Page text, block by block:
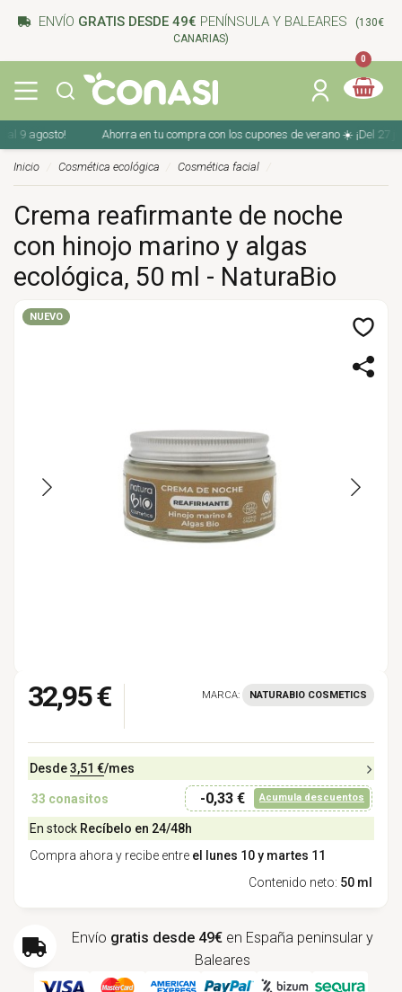
ENVÍO GRATIS DESDE 49€ PENÍNSULA Y BALEARES
(130€
CANARIAS)
0
Ahorra en tu compra con los cupones de verano ☀️ ¡Del 27 julio al 9 agosto!
Inicio Cosmética ecológica Cosmética facial
Crema reafirmante de noche
con hinojo marino y algas
ecológica, 50 ml - NaturaBio
NUEVO
32,95 € MARCA: NATURABIO COSMETICS
Desde3,51 €/mes
33 conasitos -0,33 € Acumula descuentos
En stock Recíbelo en 24/48h
Compra ahora y recibe entre el lunes 10 y martes 11
Contenido neto: 50 ml
Envío gratis desde 49€ en España peninsular y
Baleares